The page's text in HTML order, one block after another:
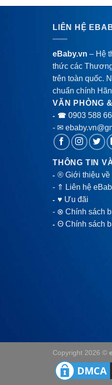
LIÊN HỆ
eBaby.vn – Hệ
thức các
trên toàn quốc.
chuẩn chính
VĂN PHÒNG
- ☎ 0903 588
- ✉
THÔNG TIN
-® Giới thiệu về
- ⇑ Liên hệ
-♥ Ưu đãi
- ⊗ Chính sách
-Θ Chính sách
Copyright 2026 ©